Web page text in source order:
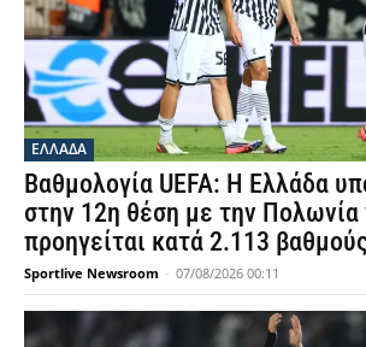
ΕΛΛΑΔΑ
Βαθμολογία UEFA: Η Ελλάδα
στην 12η θέση με την Πολωνία
προηγείται κατά 2.113
Sportlive Newsroom - 07/08/2026 00:11